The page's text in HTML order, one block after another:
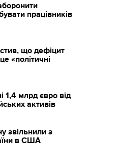
працівників
що дефіцит
«політичні
1,4 млрд євро від
активів
звільнили з
в США